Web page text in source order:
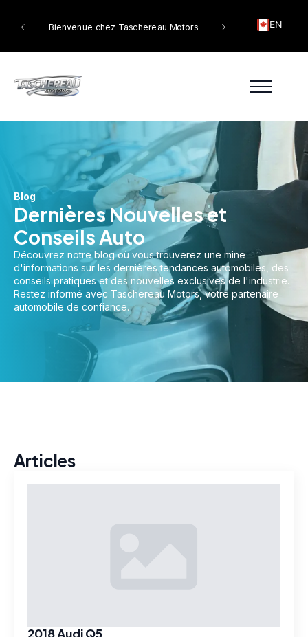
Bienvenue chez Taschereau Motors EN
Blog
Dernières Nouvelles et
Conseils Auto
Découvrez notre blog où vous trouverez une mine
d'informations sur les dernières tendances automobiles, des
conseils pratiques et des nouvelles exclusives de l'industrie.
Restez informé avec Taschereau Motors, votre partenaire
automobile de confiance.
Articles
2018 Audi Q5